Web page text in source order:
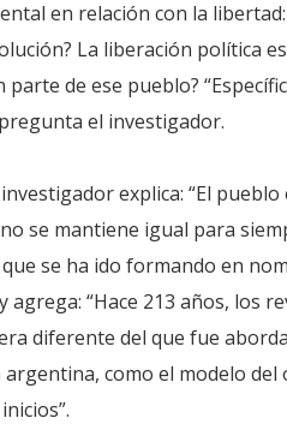
en relación con la
La liberación política
de ese pueblo?
el investigador.
explica: “El
se mantiene igual para
se ha ido formando en
“Hace 213 años, los
diferente del que fue
como el modelo del